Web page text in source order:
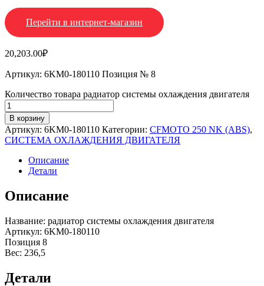
Перейти в интернет-магазин
20,203.00₽
Артикул: 6KM0-180110 Позиция № 8
Количество товара радиатор системы охлаждения двигателя
В корзину
Артикул: 6KM0-180110 Категории: CFMOTO 250 NK (ABS),
СИСТЕМА ОХЛАЖДЕНИЯ ДВИГАТЕЛЯ
Описание
Детали
Описание
Название: радиатор системы охлаждения двигателя
Артикул: 6KM0-180110
Позиция 8
Вес: 236,5
Детали